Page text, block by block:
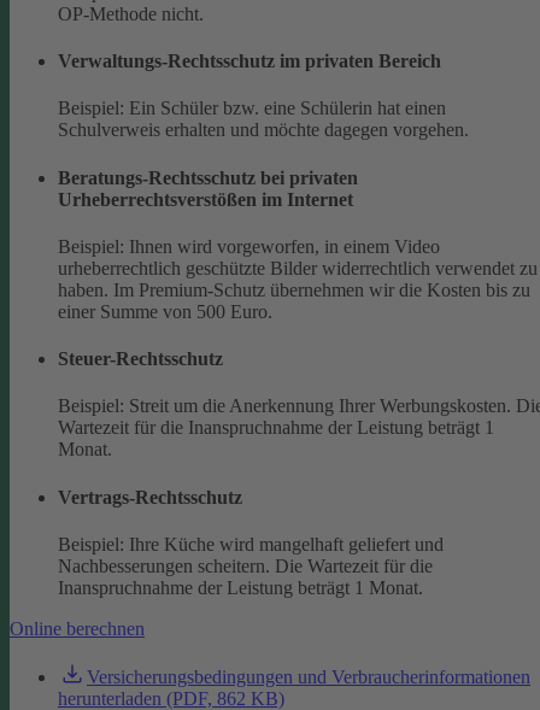
OP-Methode nicht.
Verwaltungs-Rechtsschutz im privaten Bereich
Beispiel: Ein Schüler bzw. eine Schülerin hat einen
Schulverweis erhalten und möchte dagegen vorgehen.
Beratungs-Rechtsschutz bei privaten
Urheberrechtsverstößen im Internet
Beispiel: Ihnen wird vorgeworfen, in einem Video
urheberrechtlich geschützte Bilder widerrechtlich verwendet zu
haben. Im Premium-Schutz übernehmen wir die Kosten bis zu
einer Summe von 500 Euro.
Steuer-Rechtsschutz
Beispiel: Streit um die Anerkennung Ihrer Werbungskosten.
Wartezeit für die Inanspruchnahme der Leistung beträgt 1
Monat.
Vertrags-Rechtsschutz
Beispiel: Ihre Küche wird mangelhaft geliefert und
Nachbesserungen scheitern. Die Wartezeit für die
Inanspruchnahme der Leistung beträgt 1 Monat.
Online berechnen
Versicherungsbedingungen und Verbraucherinformationen
herunterladen (PDF, 862 KB)